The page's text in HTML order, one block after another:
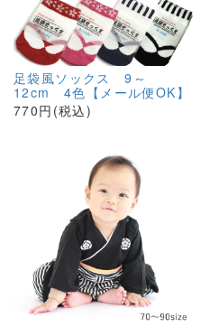
足袋風ソックス 9～
12cm 4色【メール便OK】
770円(税込)